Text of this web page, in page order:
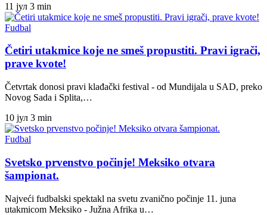
11 јул 3 min
Fudbal
Četiri utakmice koje ne smeš propustiti. Pravi igrači,
prave kvote!
Četvrtak donosi pravi klađački festival - od Mundijala u SAD, preko
Novog Sada i Splita,…
10 јул 3 min
Fudbal
Svetsko prvenstvo počinje! Meksiko otvara
šampionat.
Najveći fudbalski spektakl na svetu zvanično počinje 11. juna
utakmicom Meksiko - Južna Afrika u…